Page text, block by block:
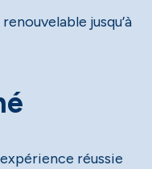
jusqu’à
réussie